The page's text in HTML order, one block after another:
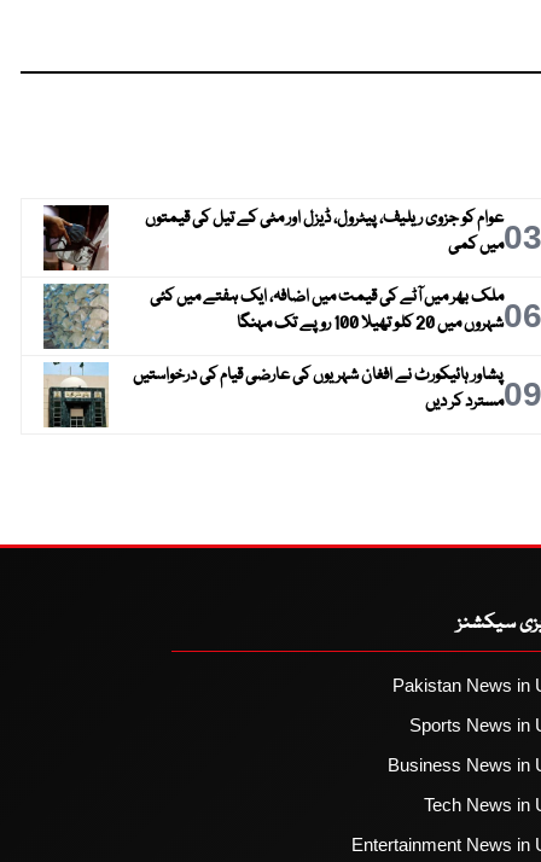
03عوام کو جزوی ریلیف، پیٹرول، ڈیزل اور مٹی کے تیل کی قیمتوں
میں کمی
06ملک بھر میں آٹے کی قیمت میں اضافہ، ایک ہفتے میں کئی
شہروں میں 20 کلو تھیلا 100 روپے تک مہنگا
09پشاور ہائیکورٹ نے افغان شہریوں کی عارضی قیام کی درخواستیں
مسترد کر دیں
سیکشنز
Pakistan News in
Sports News in
Business News in
Tech News in
Entertainment News in